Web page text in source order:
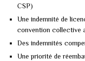
CSP)
Une indemnité de
convention collective
Des indemnités
Une priorité de